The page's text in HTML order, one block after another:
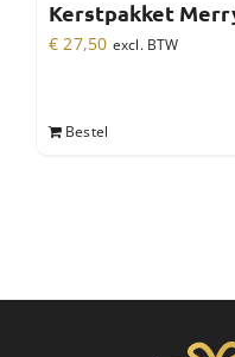
Kerstpakket
€ 27,50 excl. BTW
Bestel